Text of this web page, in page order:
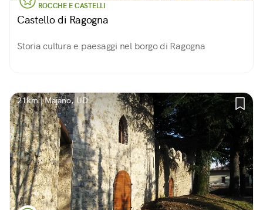
ROCCHE E CASTELLI
Castello di Ragogna
Storia cultura e paesaggi nel borgo di Ragogna
21km | Majano, UD